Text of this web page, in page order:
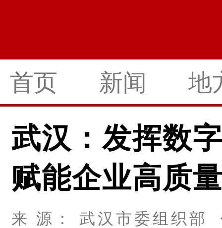
首页 新闻 地
武汉：发挥数
赋能企业高质
来 源： 武汉市委组织